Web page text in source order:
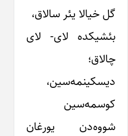
گل خیالا یئر سالاق،
بئشیکده لای- لای
چالاق؛
دیسکینمه‌سین،
کوسمه‌سین
شووه‌دن یورغان